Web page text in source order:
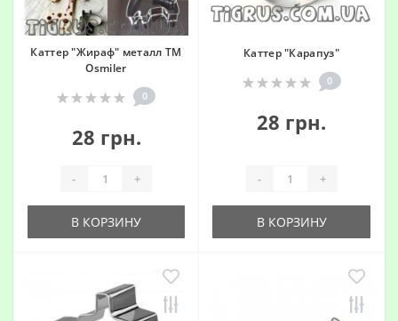
Каттер "Жираф" металл ТМ
Osmiler
0
28 грн.
- +
В КОРЗИНУ
Каттер "Карапуз"
0
28 грн.
- +
В КОРЗИНУ